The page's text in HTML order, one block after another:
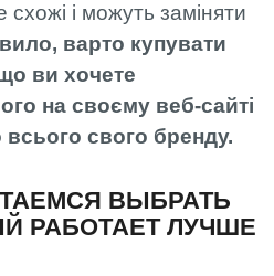
і можуть заміняти
варто купувати
ви хочете
на своєму веб-сайті
свого бренду.
ВЫБРАТЬ
РАБОТАЕТ ЛУЧШЕ